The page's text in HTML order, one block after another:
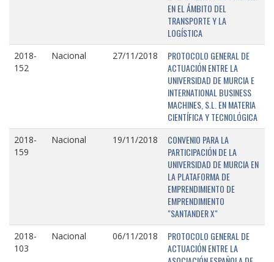
EN EL ÁMBITO DEL
TRANSPORTE Y LA
LOGÍSTICA
2018-
152
Nacional 27/11/2018
PROTOCOLO GENERAL DE
ACTUACIÓN ENTRE LA
UNIVERSIDAD DE MURCIA E
INTERNATIONAL BUSINESS
MACHINES, S.L. EN MATERIA
CIENTÍFICA Y TECNOLÓGICA
2018-
159
Nacional 19/11/2018
CONVENIO PARA LA
PARTICIPACIÓN DE LA
UNIVERSIDAD DE MURCIA EN
LA PLATAFORMA DE
EMPRENDIMIENTO DE
EMPRENDIMIENTO
"SANTANDER X"
2018-
103
Nacional 06/11/2018
PROTOCOLO GENERAL DE
ACTUACIÓN ENTRE LA